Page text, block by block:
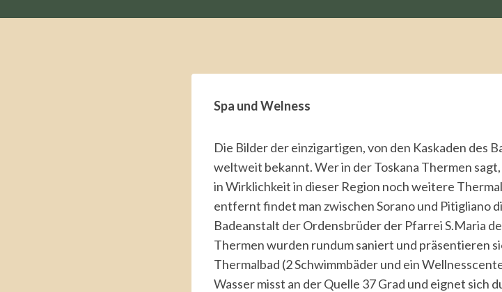
Spa und Welness
Die Bilder der einzigartigen, von den Kaskaden des
weltweit bekannt. Wer in der Toskana Thermen
in Wirklichkeit in dieser Region noch weitere
entfernt findet man zwischen Sorano und Pitigliano
Badeanstalt der Ordensbrüder der Pfarrei S.Maria
Thermen wurden rundum saniert und präsentieren
Thermalbad (2 Schwimmbäder und ein
Wasser misst an der Quelle 37 Grad und eignet sich